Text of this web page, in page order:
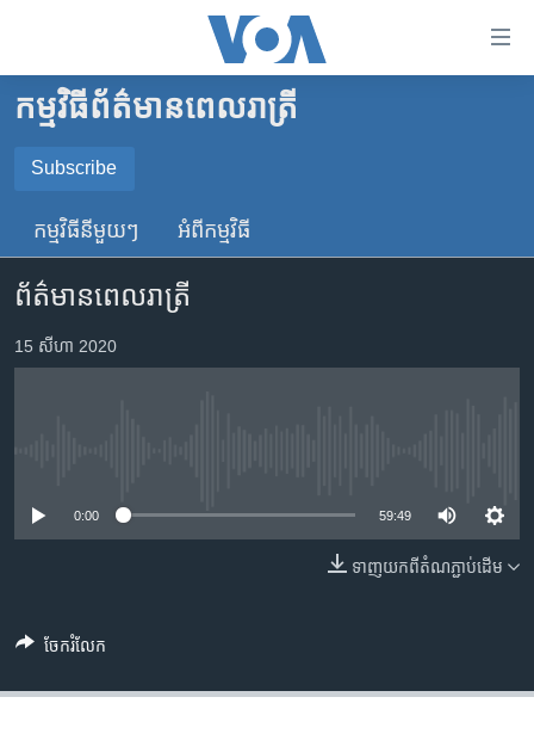
គេហទំព័រ​
ទាក់ទង
រំលង​
ទំព័រ​
ព័ត៌មាន​​
តែ​
ម្តង
រចនា
ចូល​
កម្ពុជា
អន្តរជាតិ
ចិន
ហេឡូវីអូអេ
កម្ពុជាច្នៃប្រតិដ្ឋ
កម្មវិធីទាំងអស់
បណ្តាញ​សង្គម
កម្មវិធី​ព័ត៌មាន​ពេលរាត្រី
Subscribe
SUBSCRIBE
YouTube Music
កម្មវិធី​នីមួយៗ អំពី​កម្មវិធី​
ព័ត៌មានពេលរាត្រី
15 សីហា 2020
0:00 59:49
ទាញ​យក​ពី​តំណភ្ជាប់​ដើម
ចែករំលែក